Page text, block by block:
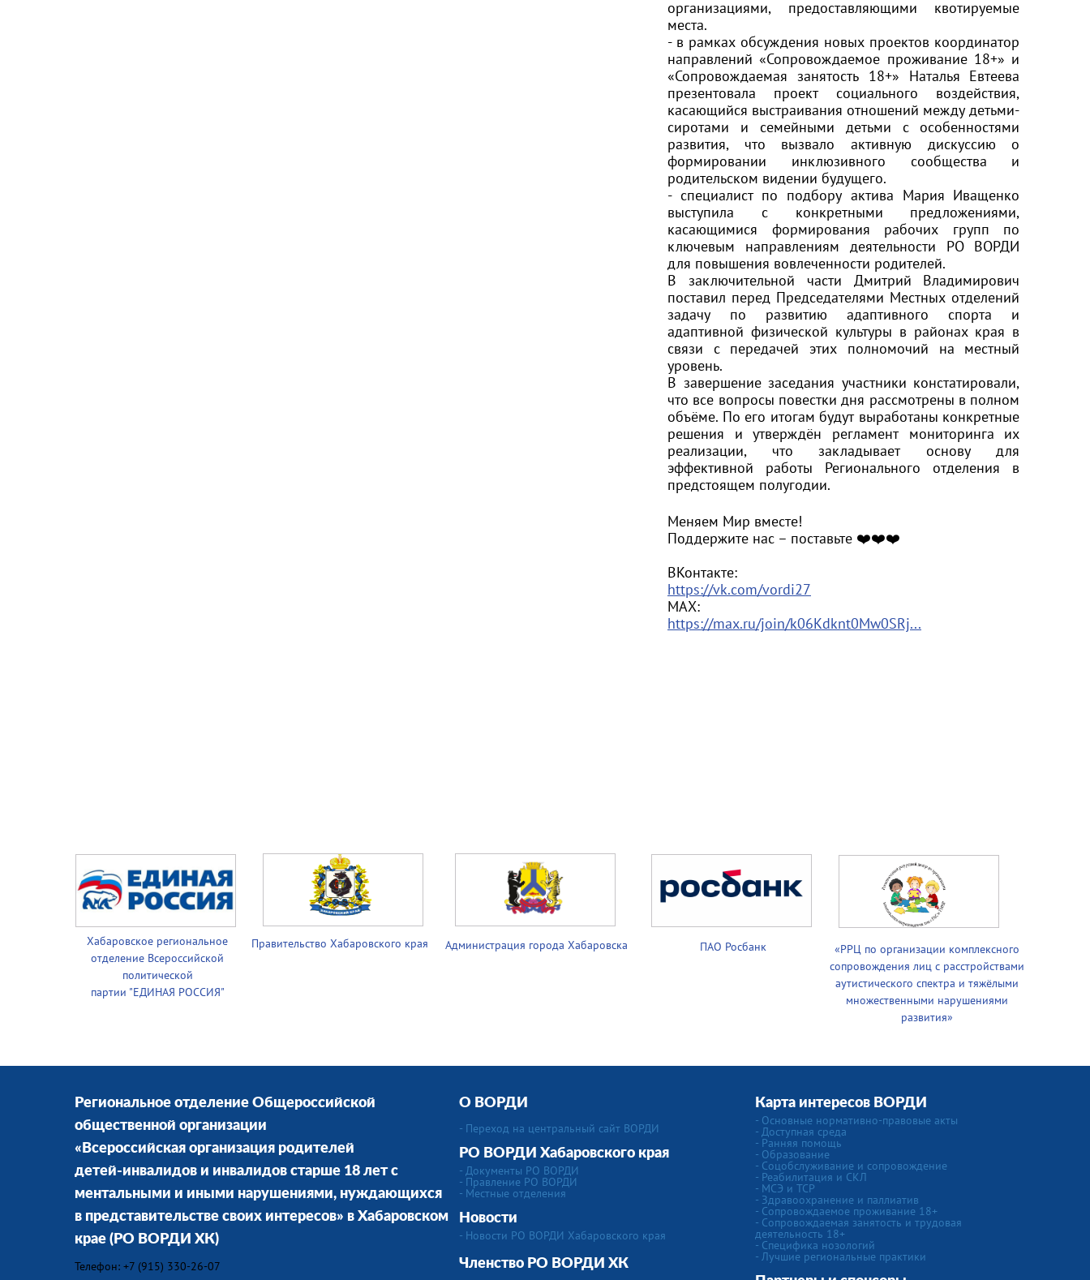
организациями, предоставляющими квотируемые
места.
- в рамках обсуждения новых проектов координатор
направлений «Сопровождаемое проживание 18+» и
«Сопровождаемая занятость 18+» Наталья Евтеева
презентовала проект социального воздействия,
касающийся выстраивания отношений между детьми-
сиротами и семейными детьми с особенностями
развития, что вызвало активную дискуссию о
формировании инклюзивного сообщества и
родительском видении будущего.
- специалист по подбору актива Мария Иващенко
выступила с конкретными предложениями,
касающимися формирования рабочих групп по
ключевым направлениям деятельности РО ВОРДИ
для повышения вовлеченности родителей.
В заключительной части Дмитрий Владимирович
поставил перед Председателями Местных отделений
задачу по развитию адаптивного спорта и
адаптивной физической культуры в районах края в
связи с передачей этих полномочий на местный
уровень.
В завершение заседания участники констатировали,
что все вопросы повестки дня рассмотрены в полном
объёме. По его итогам будут выработаны конкретные
решения и утверждён регламент мониторинга их
реализации, что закладывает основу для
эффективной работы Регионального отделения в
предстоящем полугодии.
Меняем Мир вместе!
Поддержите нас – поставьте ❤️❤️❤️
ВКонтакте:
https://vk.com/vordi27
МАХ:
https://max.ru/join/k06Kdknt0Mw0SRj...
Хабаровское региональное
отделение Всероссийской
политической
партии "ЕДИНАЯ РОССИЯ"
ПАО Росбанк
«РРЦ по организации комплексного
сопровождения лиц с расстройствами
аутистического спектра и тяжёлыми
множественными нарушениями
развития»
Правительство Хабаровского края Администрация города Хабаровска
Региональное отделение Общероссийской
общественной организации
«Всероссийская организация родителей
детей-инвалидов и инвалидов старше 18 лет с
ментальными и иными нарушениями, нуждающихся
в представительстве своих интересов» в Хабаровском
крае (РО ВОРДИ ХК)
Телефон: +7 (915) 330-26-07
О ВОРДИ
- Переход на центральный сайт ВОРДИ
РО ВОРДИ Хабаровского края
- Документы РО ВОРДИ
- Правление РО ВОРДИ
- Местные отделения
Новости
- Новости РО ВОРДИ Хабаровского края
Членство РО ВОРДИ ХК
Карта интересов ВОРДИ
- Основные нормативно-правовые акты
- Доступная среда
- Ранняя помощь
- Образование
- Соцобслуживание и сопровождение
- Реабилитация и СКЛ
- МСЭ и ТСР
- Здравоохранение и паллиатив
- Сопровождаемое проживание 18+
- Сопровождаемая занятость и трудовая
деятельность 18+
- Специфика нозологий
- Лучшие региональные практики